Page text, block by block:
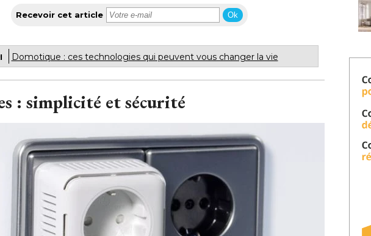
Recevoir cet article Ok
Domotique : ces technologies qui peuvent vous changer la vie
: simplicité et sécurité